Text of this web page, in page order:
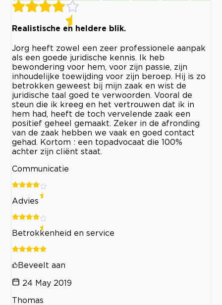
Realistische en heldere blik.
Jorg heeft zowel een zeer professionele aanpak
als een goede juridische kennis. Ik heb
bewondering voor hem, voor zijn passie, zijn
inhoudelijke toewijding voor zijn beroep. Hij is zo
betrokken geweest bij mijn zaak en wist de
juridische taal goed te verwoorden. Vooral de
steun die ik kreeg en het vertrouwen dat ik in
hem had, heeft de toch vervelende zaak een
positief geheel gemaakt. Zeker in de afronding
van de zaak hebben we vaak en goed contact
gehad. Kortom : een topadvocaat die 100%
achter zijn cliënt staat.
Communicatie
Advies
Betrokkenheid en service
Beveelt aan
24 May 2019
Thomas